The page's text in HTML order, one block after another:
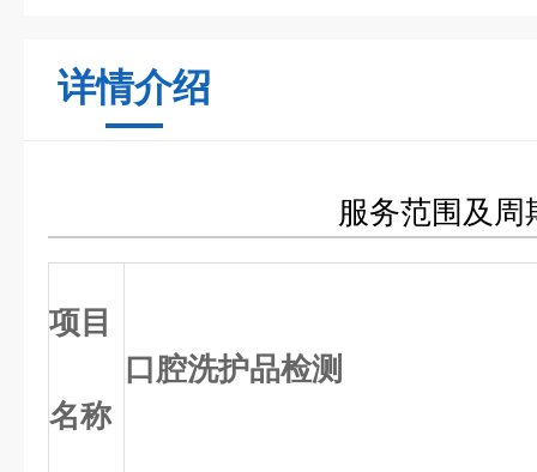
详情介绍
服务范围及周
项目
名称
口腔洗护品检测